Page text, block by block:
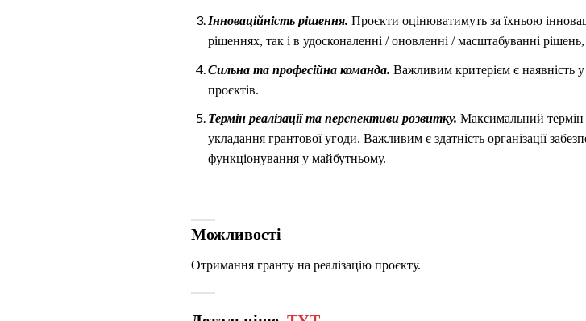
Інноваційність рішення. Проєкти оцінюватимуть за їхньою
рішеннях, так і в удосконаленні / оновленні / масштабуванні
Сильна та професійна команда. Важливим критерієм є наявність у
проєктів.
Термін реалізації та перспективи розвитку. Максимальний термін
укладання грантової угоди. Важливим є здатність організації
функціонування у майбутньому.
Можливості
Отримання гранту на реалізацію проєкту.